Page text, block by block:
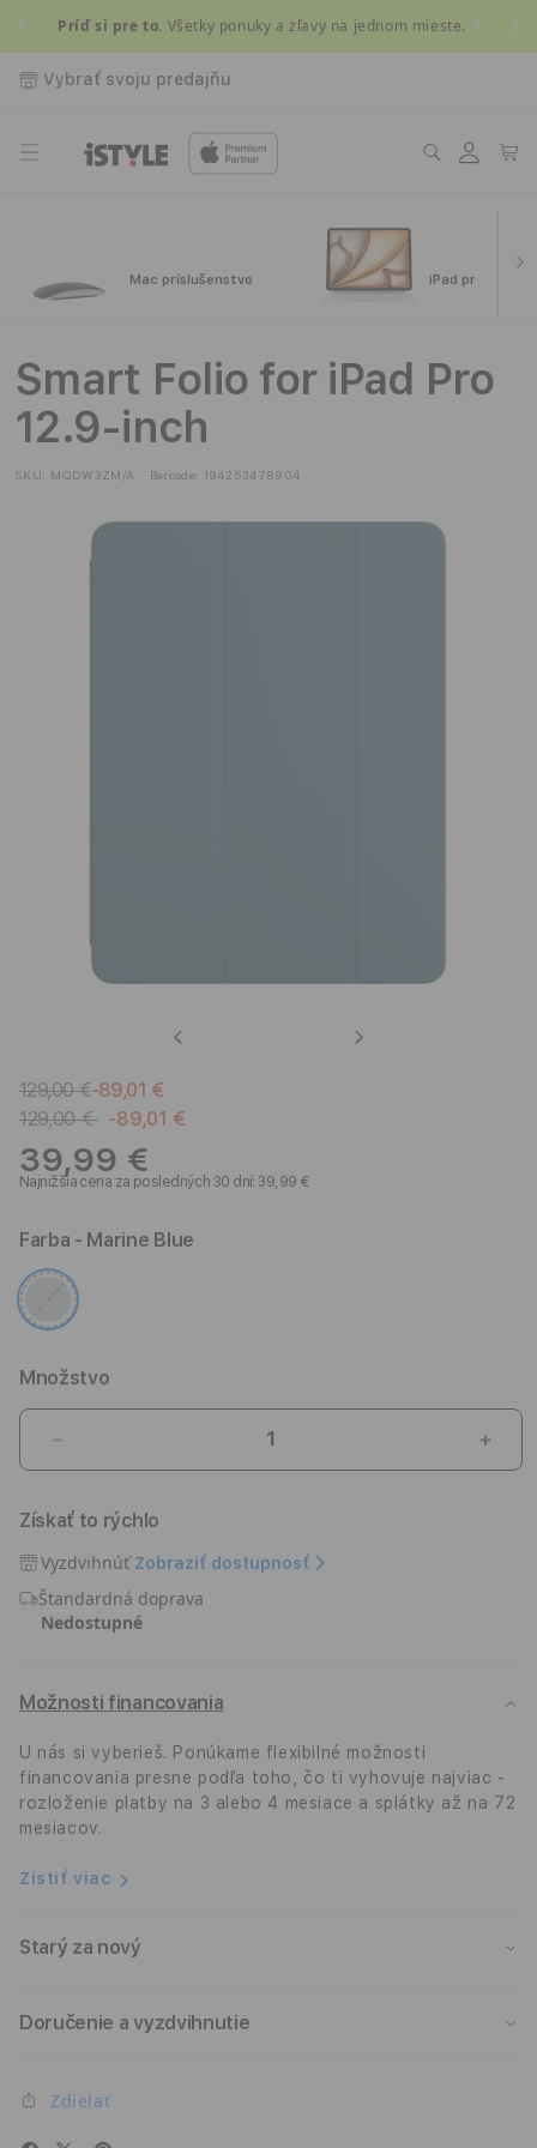
na
obsah
Príď si pre to. Všetky ponuky a zľavy na jednom mieste.
Vybrať svoju predajňu
Prihlásiť
sa
Košík
Mac príslušenstvo iPad
Smart Folio for iPad Pro
12.9-inch
SKU: MQDW3ZM/A Barcode: 194253478904
Previous Next
129,00 €-89,01 €
129,00 € -89,01 €
39,99 €
Najnižšia cena za posledných 30 dní: 39,99 €
Farba - Marine Blue
Množstvo
množstvo
Apple
Smart
Folio
pre
iPad
(6.
-
Modrá
(6.
Získať to rýchlo
Vyzdvihnúť Zobraziť dostupnosť
Štandardná doprava
Nedostupné
Možnosti financovania
U nás si vyberieš. Ponúkame flexibilné možnosti
financovania presne podľa toho, čo ti vyhovuje najviac -
rozloženie platby na 3 alebo 4 mesiace a splátky až na 72
mesiacov.
Zistiť viac
Starý za nový
Doručenie a vyzdvihnutie
Zdielať